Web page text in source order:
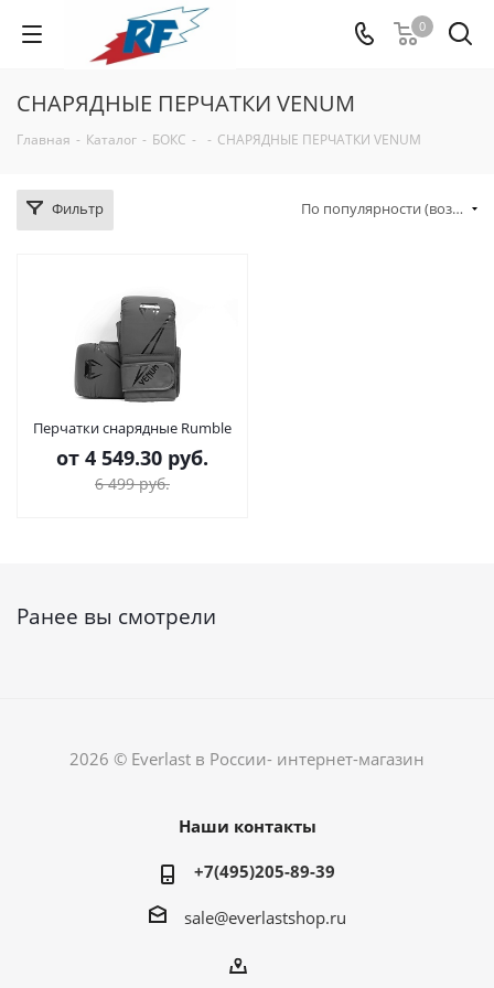
0
СНАРЯДНЫЕ ПЕРЧАТКИ VENUM
Главная - Каталог - БОКС - - СНАРЯДНЫЕ ПЕРЧАТКИ VENUM
Фильтр По популярности (возрастание)
Перчатки снарядные Rumble
от 4 549.30 руб.
6 499 руб.
Ранее вы смотрели
2026 © Everlast в России- интернет-магазин
Наши контакты
+7(495)205-89-39
sale@everlastshop.ru